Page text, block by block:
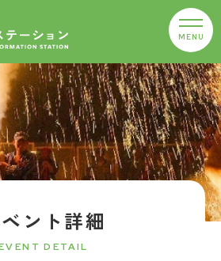
ント詳細
DETAIL